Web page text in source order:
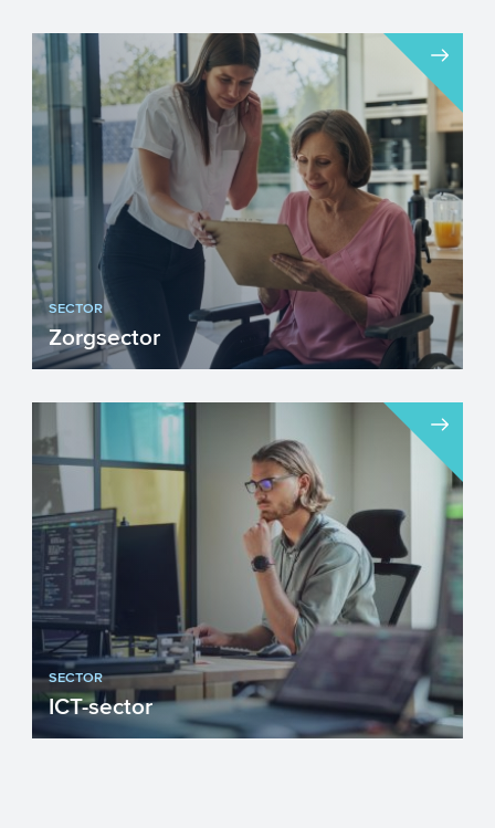
SECTOR
Zorgsector
“Lopen wij subsidies mis”? Wellicht speelt
deze vraag ook binnen uw organisatie.
Veel zorginste...
SECTOR
ICT-sector